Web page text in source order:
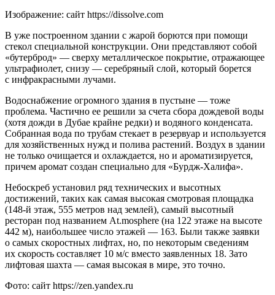
Изображение: сайт https://dissolve.com
В уже построенном здании с жарой борются при помощи
стекол специальной конструкции. Они представляют собой
«бутерброд» — сверху металлическое покрытие, отражающее
ультрафиолет, снизу — серебряный слой, который борется
с инфракрасными лучами.
Водоснабжение огромного здания в пустыне — тоже
проблема. Частично ее решили за счета сбора дождевой воды
(хотя дожди в Дубае крайне редки) и водяного конденсата.
Собранная вода по трубам стекает в резервуар и используется
для хозяйственных нужд и полива растений. Воздух в здании
не только очищается и охлаждается, но и ароматизируется,
причем аромат создан специально для «Бурдж-Халифа».
Небоскреб установил ряд технических и высотных
достижений, таких как самая высокая смотровая площадка
(148-й этаж, 555 метров над землей), самый высотный
ресторан под названием At.mosphere (на 122 этаже на высоте
442 м), наибольшее число этажей — 163. Были также заявки
о самых скоростных лифтах, но, по некоторым сведениям
их скорость составляет 10 м/c вместо заявленных 18. Зато
лифтовая шахта — самая высокая в мире, это точно.
Фото: сайт https://zen.yandex.ru